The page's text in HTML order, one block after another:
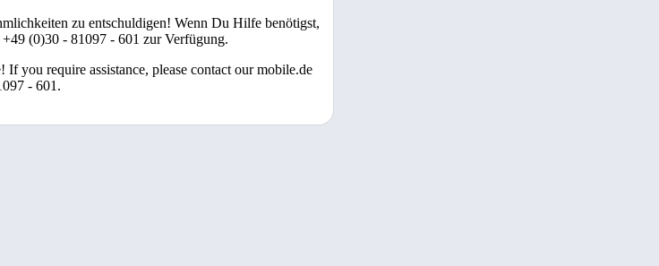
zu entschuldigen! Wenn Du Hilfe benötigst,
(0)30 - 81097 - 601 zur Verfügung.
you require assistance, please contact our mobile.de
- 601.